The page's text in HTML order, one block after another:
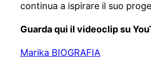
continua a ispirare il suo
Guarda qui il videoclip su
Marika BIOGRAFIA